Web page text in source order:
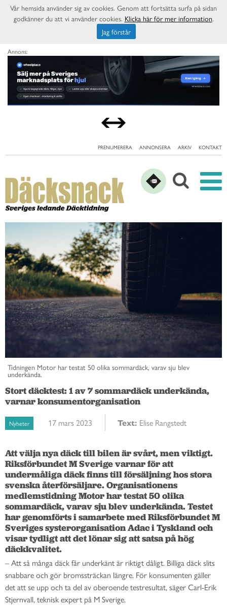
Annons:
PRENUMERERA ANNONSERA ARKIV KONTAKT
Tidningen Motor har testat 50 olika sommardäck, varav sju blev
underkända.
Stort däcktest: 1 av 7 sommardäck underkända,
varnar konsumentorganisation
Nyheter 17 mars 2023 Text: Elise Rangstedt
Att välja nya däck till bilen är svårt, men viktigt.
Riksförbundet M Sverige varnar för att
undermåliga däck finns till försäljning hos stora
svenska återförsäljare. Organisationens
medlemstidning Motor har testat 50 olika
sommardäck, varav sju blev underkända. Testet
har genomförts i samarbete med Riksförbundet M
Sveriges systerorganisation Adac i Tyskland och
visar tydligt att det lönar sig att satsa på hög
däckkvalitet.
– Att så många däck får underkänt är riktigt dåligt. Billiga däck slits
snabbare och gör bromssträckan längre. För konsumenten gäller
det att se upp och ta del av oberoende testresultat, säger Carl-Erik
Stjernvall, teknisk expert på M Sverige.
Vår hemsida använder sig av cookies. Genom att fortsätta surfa på sidan
godkänner du att vi använder cookies. Klicka här för mer information.
Jag förstår